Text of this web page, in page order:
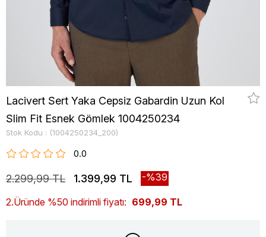
Lacivert Sert Yaka Cepsiz Gabardin Uzun Kol
Slim Fit Esnek Gömlek 1004250234
Stok Kodu (1004250234_200)
0.0
2.299,99 TL 1.399,99 TL 39
2.Üründe %50 indirimli fiyatı: 699,99 TL